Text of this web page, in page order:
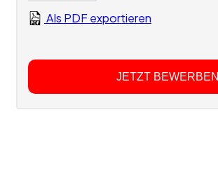
Als PDF exportieren
JETZT BEWERBEN